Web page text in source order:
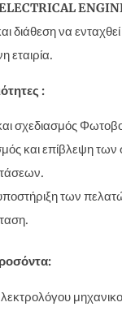
διάθεση να
εταιρία.
:
σχεδιασμός
και επίβλεψη των
των